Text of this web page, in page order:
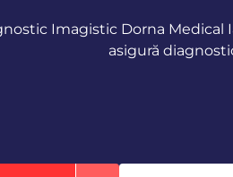
Imagistic Dorna
asigură